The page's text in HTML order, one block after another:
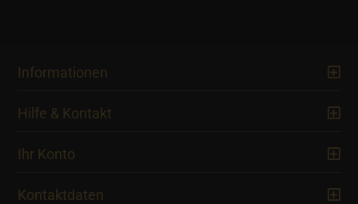
Informationen
Hilfe & Kontakt
Ihr Konto
Kontaktdaten